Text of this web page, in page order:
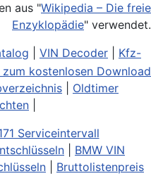
aus "Wikipedia – Die freie
Enzyklopädie" verwendet.
VIN Decoder
Kfz-
kostenlosen Download
Oldtimer
Serviceintervall
BMW VIN
Bruttolistenpreis